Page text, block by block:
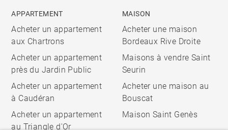
APPARTEMENT
Acheter un appartement
aux Chartrons
Acheter un appartement
près du Jardin Public
Acheter un appartement
à Caudéran
Acheter un appartement
au Triangle d'Or
MAISON
Acheter une maison
Bordeaux Rive Droite
Maisons à vendre Saint
Seurin
Acheter une maison au
Bouscat
Maison Saint Genès